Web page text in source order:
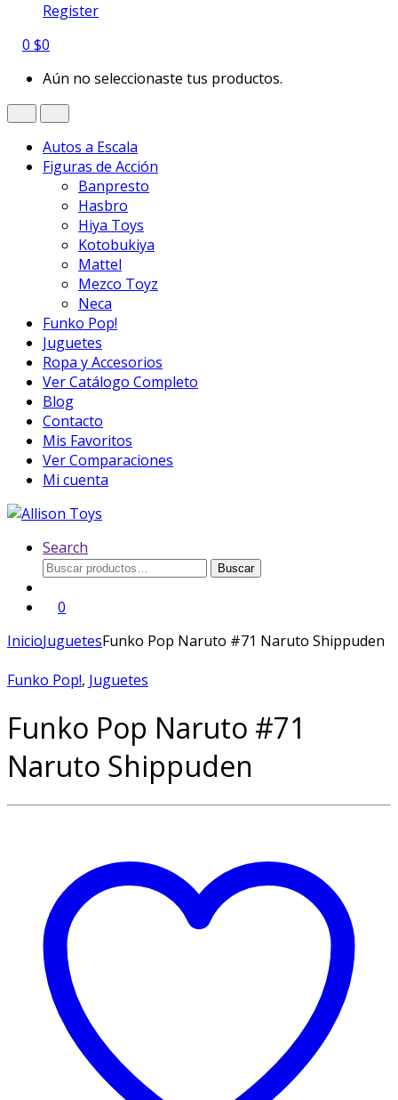
Register
0 $0
Aún no seleccionaste tus productos.
Autos a Escala
Figuras de Acción
Banpresto
Hasbro
Hiya Toys
Kotobukiya
Mattel
Mezco Toyz
Neca
Funko Pop!
Juguetes
Ropa y Accesorios
Ver Catálogo Completo
Blog
Contacto
Mis Favoritos
Ver Comparaciones
Mi cuenta
Search
Buscar
Buscar
0
InicioJuguetesFunko Pop Naruto #71 Naruto Shippuden
Funko Pop!, Juguetes
Funko Pop Naruto #71
Naruto Shippuden